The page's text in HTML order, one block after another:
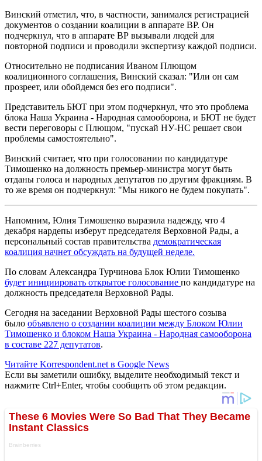
Винский отметил, что, в частности, занимался регистрацией
документов о создании коалиции в аппарате ВР. Он
подчеркнул, что в аппарате ВР вызывали людей для
повторной подписи и проводили экспертизу каждой подписи.
Относительно не подписания Иваном Плющом
коалиционного соглашения, Винский сказал: "Или он сам
прозреет, или обойдемся без его подписи".
Представитель БЮТ при этом подчеркнул, что это проблема
блока Наша Украина - Народная самооборона, и БЮТ не будет
вести переговоры с Плющом, "пускай НУ-НС решает свои
проблемы самостоятельно".
Винский считает, что при голосовании по кандидатуре
Тимошенко на должность премьер-министра могут быть
отданы голоса и народных депутатов по другим фракциям. В
то же время он подчеркнул: "Мы никого не будем покупать".
Напомним, Юлия Тимошенко выразила надежду, что 4
декабря нардепы изберут председателя Верховной Рады, а
персональный состав правительства демократическая
коалиция начнет обсуждать на будущей неделе.
По словам Александра Турчинова Блок Юлии Тимошенко
будет инициировать открытое голосование по кандидатуре на
должность председателя Верховной Рады.
Сегодня на заседании Верховной Рады шестого созыва
было объявлено о создании коалиции между Блоком Юлии
Тимошенкo и блоком Нaша Украина - Нарoдная самооборона
в составе 227 депутатов.
Читайте Korrespondent.net в Google News
Если вы заметили ошибку, выделите необходимый текст и
нажмите Ctrl+Enter, чтобы сообщить об этом редакции.